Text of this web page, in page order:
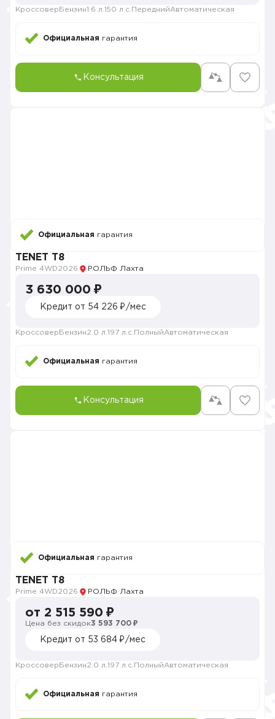
Кроссовер Бензин1.6 л. 150 л.с. ПереднийАвтоматическая
Официальная гарантия
Консультация
Официальная гарантия
TENET T8
Prime 4WD2026 РОЛЬФ Лахта
3 630 000 ₽
Кредит от 54 226 ₽/мес
Кроссовер Бензин2.0 л. 197 л.с. ПолныйАвтоматическая
Официальная гарантия
Консультация
Официальная гарантия
TENET T8
Prime 4WD2026 РОЛЬФ Лахта
от 2 515 590 ₽
Цена без скидок3 593 700 ₽
Кредит от 53 684 ₽/мес
Кроссовер Бензин2.0 л. 197 л.с. ПолныйАвтоматическая
Официальная гарантия